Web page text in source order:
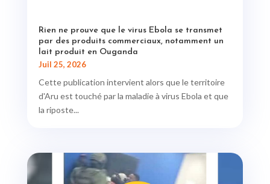
Rien ne prouve que le virus Ebola se transmet
par des produits commerciaux, notamment un
lait produit en Ouganda
Juil 25, 2026
Cette publication intervient alors que le territoire
d'Aru est touché par la maladie à virus Ebola et que
la riposte...